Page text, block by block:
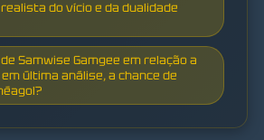
do vício e da dualidade
Samwise Gamgee em relação a
última análise, a chance de